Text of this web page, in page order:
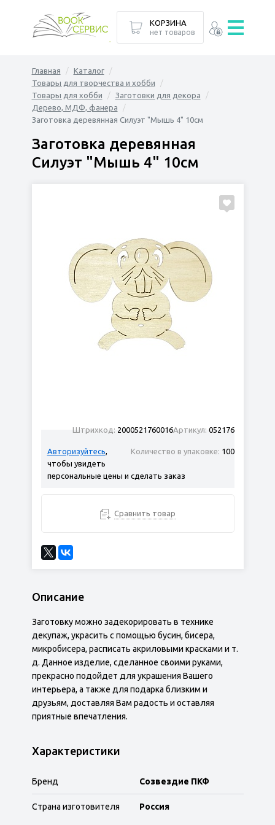
Главная
Каталог
Товары для творчества и хобби
Товары для хобби
Заготовки для декора
Дерево, МДФ, фанера
Заготовка деревянная Силуэт "Мышь 4" 10см
Заготовка деревянная
Силуэт "Мышь 4" 10см
Артикул: 052176
Штрихкод: 2000521760016
Количество в упаковке: 100
Авторизуйтесь,
чтобы увидеть
персональные цены и сделать заказ
Сравнить товар
Описание
Заготовку можно задекорировать в технике
декупаж, украсить с помощью бусин, бисера,
микробисера, расписать акриловыми красками и т.
д. Данное изделие, сделанное своими руками,
прекрасно подойдет для украшения Вашего
интерьера, а также для подарка близким и
друзьям, доставляя Вам радость и оставляя
приятные впечатления.
Характеристики
Бренд Созвездие ПКФ
Страна изготовителя Россия
КОРЗИНА
нет товаров